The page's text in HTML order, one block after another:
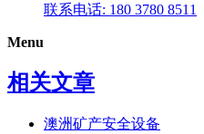
联系电话: 180 3780 8511
Menu
相关文章
澳洲矿产安全设备